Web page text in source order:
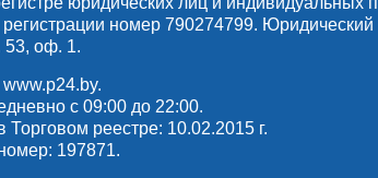
регистрации номер 790274799.
53, оф. 1.
www.p24.by.
с 09:00 до 22:00.
Торговом реестре: 10.02.2015 г.
197871.